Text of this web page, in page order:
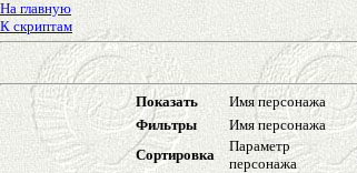
На главную
К скриптам
Показать Имя персонажа
Фильтры
Имя персонажа
Сортировка
Параметр
персонажа